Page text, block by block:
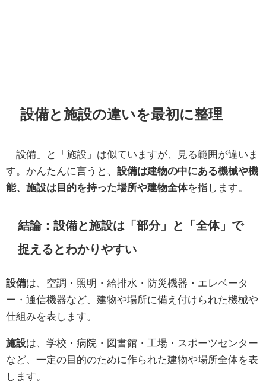
設備と施設の違いを最初に整理
「設備」と「施設」は似ていますが、見る範囲が違いま
す。かんたんに言うと、 設備は建物の中にある機械や機
能、施設は目的を持った場所や建物全体を指します。
結論：設備と施設は「部分」と「全体」で
捉えるとわかりやすい
設備は、空調・照明・給排水・防災機器・エレベータ
ー・通信機器など、建物や場所に備え付けられた機械や
仕組みを表します。
施設は、学校・病院・図書館・工場・スポーツセンター
など、一定の目的のために作られた建物や場所全体を表
します。